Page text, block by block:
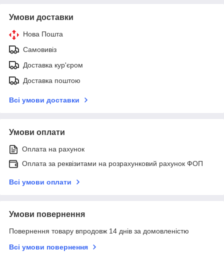
Умови доставки
Нова Пошта
Самовивіз
Доставка кур'єром
Доставка поштою
Всі умови доставки
Умови оплати
Оплата на рахунок
Оплата за реквізитами на розрахунковий рахунок ФОП
Всі умови оплати
Умови повернення
Повернення товару впродовж 14 днів за домовленістю
Всі умови повернення